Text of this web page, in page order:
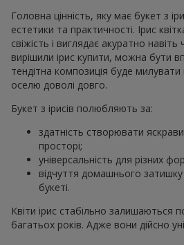
Головна цінність, яку має букет з
естетики та практичності. Ірис
свіжість і виглядає акуратно
вирішили ірис купити, можна бути
тендітна композиція буде
оселю доволі довго.
Букет з ірисів полюбляють за:
здатність створювати
просторі;
універсальність для різних
відчуття домашнього затишку
букеті.
Квіти ірис стабільно залишаються
багатьох років. Адже вони дійсно